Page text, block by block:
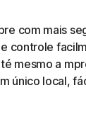
com mais
controle
mesmo a
único local,